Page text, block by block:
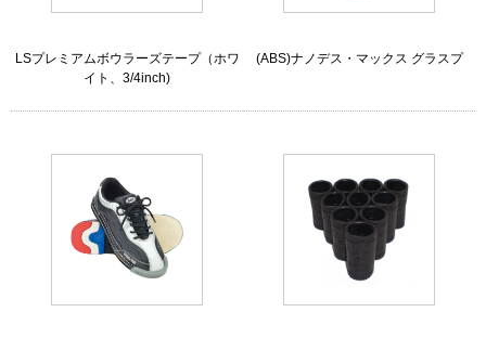
LSプレミアムボウラーズテープ（ホワ
イト、3/4inch)
(ABS)ナノデス・マックス グラスプ